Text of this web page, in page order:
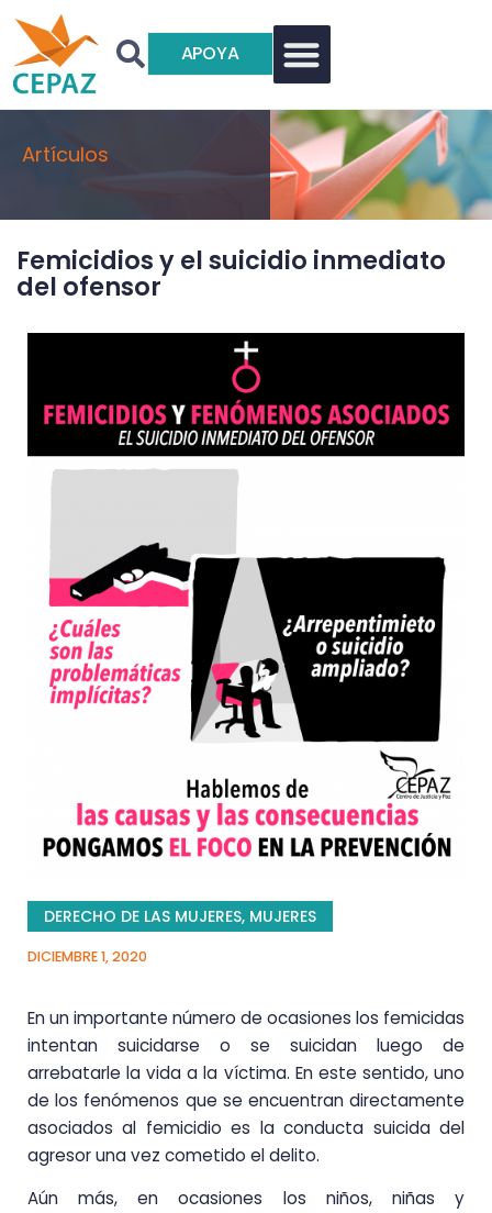
APOYA
Artículos
Femicidios y el suicidio inmediato
del ofensor
DERECHO DE LAS MUJERES, MUJERES
DICIEMBRE 1, 2020
En un importante número de ocasiones los femicidas
intentan suicidarse o se suicidan luego de
arrebatarle la vida a la víctima. En este sentido, uno
de los fenómenos que se encuentran directamente
asociados al femicidio es la conducta suicida del
agresor una vez cometido el delito.
Aún más, en ocasiones los niños, niñas y